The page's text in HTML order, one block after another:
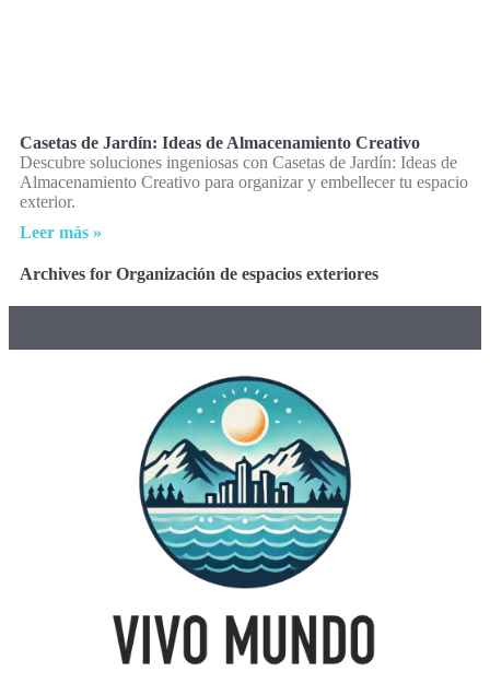
Casetas de Jardín: Ideas de Almacenamiento Creativo
Descubre soluciones ingeniosas con Casetas de Jardín: Ideas de
Almacenamiento Creativo para organizar y embellecer tu espacio
exterior.
Leer más »
Archives for Organización de espacios exteriores